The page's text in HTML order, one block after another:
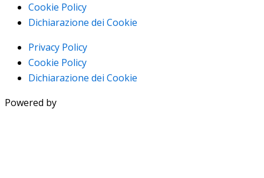
Cookie Policy
Dichiarazione dei Cookie
Privacy Policy
Cookie Policy
Dichiarazione dei Cookie
Powered by